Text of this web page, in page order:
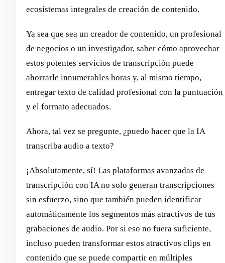
ecosistemas integrales de creación de contenido.
Ya sea que sea un creador de contenido, un profesional
de negocios o un investigador, saber cómo aprovechar
estos potentes servicios de transcripción puede
ahorrarle innumerables horas y, al mismo tiempo,
entregar texto de calidad profesional con la puntuación
y el formato adecuados.
Ahora, tal vez se pregunte, ¿puedo hacer que la IA
transcriba audio a texto?
¡Absolutamente, sí! Las plataformas avanzadas de
transcripción con IA no solo generan transcripciones
sin esfuerzo, sino que también pueden identificar
automáticamente los segmentos más atractivos de tus
grabaciones de audio. Por si eso no fuera suficiente,
incluso pueden transformar estos atractivos clips en
contenido que se puede compartir en múltiples